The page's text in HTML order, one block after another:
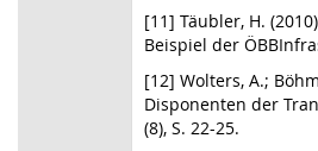
[11] Täubler, H.
Beispiel der
[12] Wolters, A.;
Disponenten der
(8), S. 22-25.